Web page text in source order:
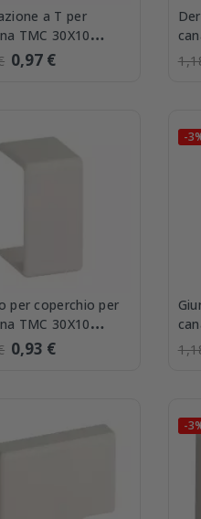
a T per
TMC 30X10
IM 30x10 W
0,97 €
per coperchio per
TMC 30X10
GM 30x10 W
0,93 €
-
-